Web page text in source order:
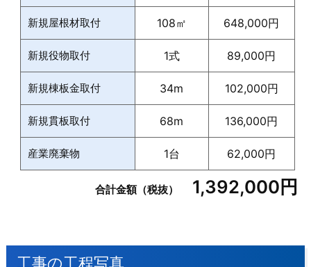
新規屋根材取付 108㎡ 648,000円
新規役物取付 1式 89,000円
新規棟板金取付 34m 102,000円
新規貫板取付 68m 136,000円
産業廃棄物 1台 62,000円
合計金額（税抜） 1,392,000円
工事の工程写真